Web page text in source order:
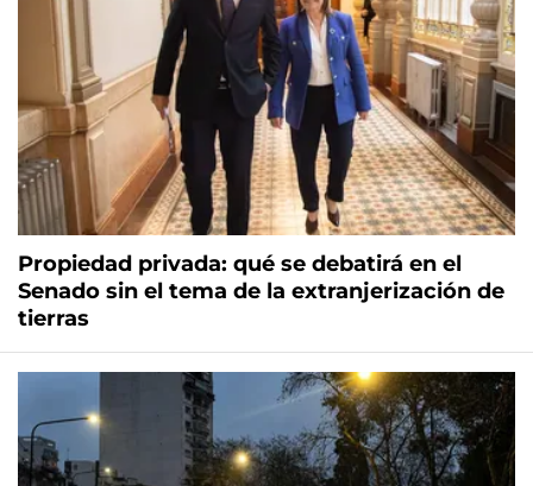
Propiedad privada: qué se debatirá en el
Senado sin el tema de la extranjerización de
tierras